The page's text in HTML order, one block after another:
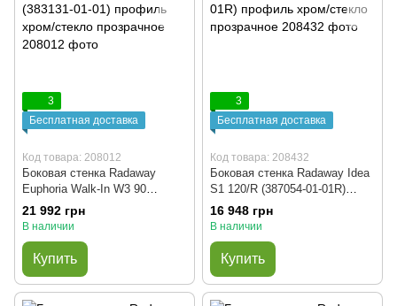
3
Бесплатная доставка
Код товара: 208012
Боковая стенка Radaway
Euphoria Walk-In W3 90
(383131-01-01) профиль хром/
стекло прозрачное
21 992 грн
В наличии
Купить
3
Бесплатная доставка
Код товара: 208432
Боковая стенка Radaway Idea
S1 120/R (387054-01-01R)
профиль хром/стекло
прозрачное
16 948 грн
В наличии
Купить